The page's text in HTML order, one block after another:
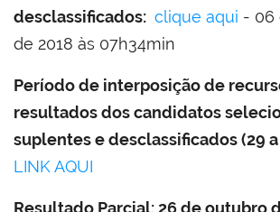
desclassificados: clique aqui - 06
de 2018 às 07h34min
Período de interposição de
resultados dos candidatos
suplentes e desclassificados (29 a
LINK AQUI
Resultado Parcial: 26 de outubro